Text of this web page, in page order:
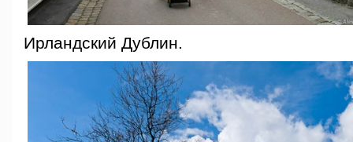
Ирландский Дублин.